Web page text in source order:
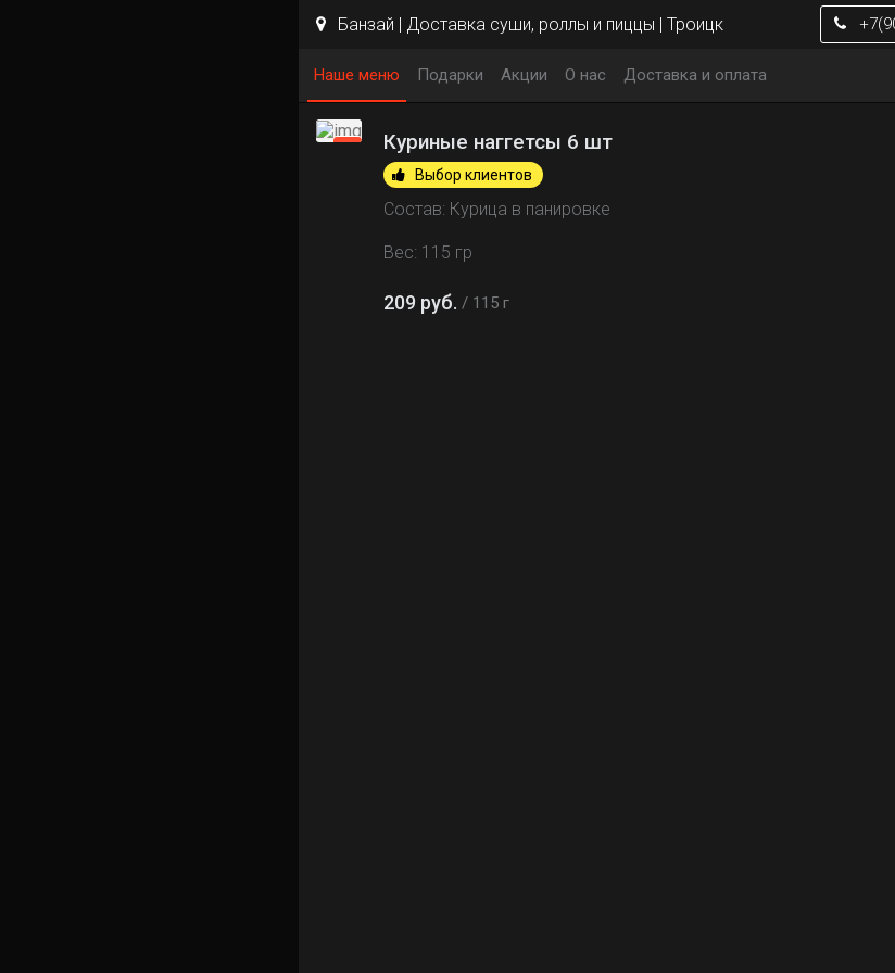
Банзай | Доставка суши, роллы и пиццы | Троицк
Наше меню Подарки Акции О нас Доставка и оплата
Куриные наггетсы 6 шт
Выбор клиентов
Состав: Курица в панировке
Вес: 115 гр
209 руб. 115 г